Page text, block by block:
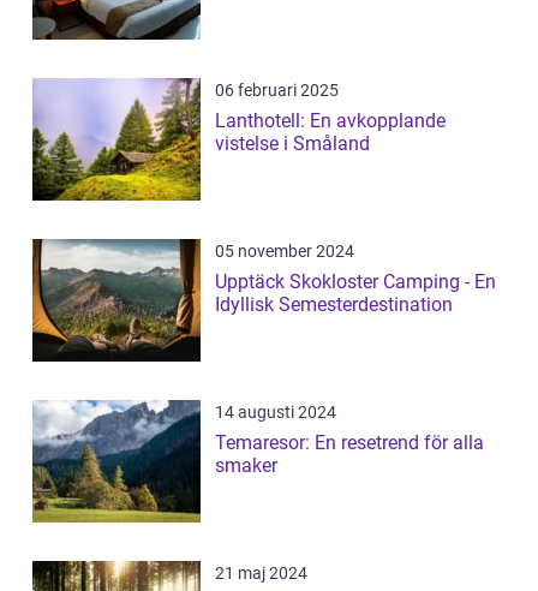
06 februari 2025
Lanthotell: En avkopplande
vistelse i Småland
05 november 2024
Upptäck Skokloster Camping - En
Idyllisk Semesterdestination
14 augusti 2024
Temaresor: En resetrend för alla
smaker
21 maj 2024